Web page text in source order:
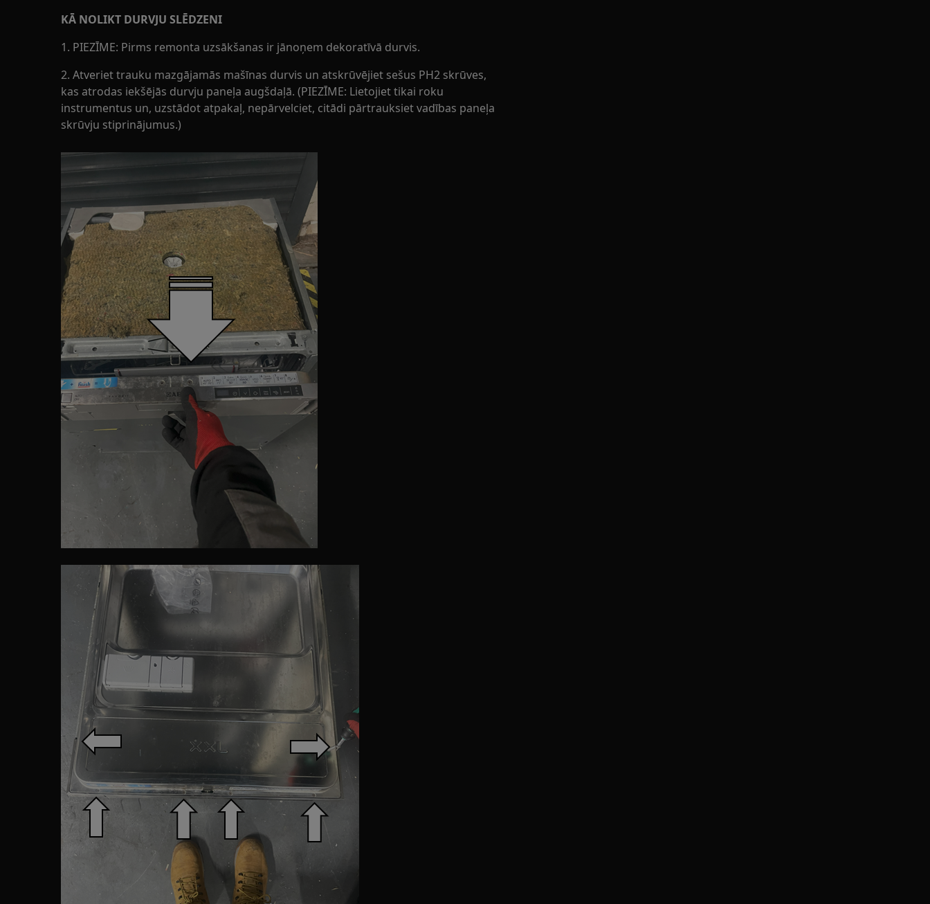
KĀ NOLIKT DURVJU SLĒDZENI
1. PIEZĪME: Pirms remonta uzsākšanas ir jānoņem dekoratīvā durvis.
2. Atveriet trauku mazgājamās mašīnas durvis un atskrūvējiet sešus PH2 skrūves,
kas atrodas iekšējās durvju paneļa augšdaļā. (PIEZĪME: Lietojiet tikai roku
instrumentus un, uzstādot atpakaļ, nepārvelciet, citādi pārtrauksiet vadības paneļa
skrūvju stiprinājumus.)